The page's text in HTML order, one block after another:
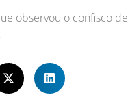
observou o confisco